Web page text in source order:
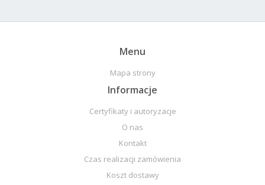
Menu
Mapa strony
Informacje
Certyfikaty i autoryzacje
O nas
Kontakt
Czas realizacji zamówienia
Koszt dostawy